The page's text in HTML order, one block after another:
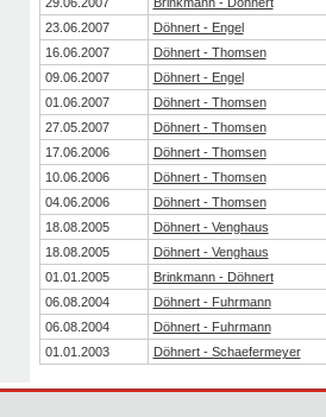
23.06.2007
Döhnert - Engel
16.06.2007
Döhnert - Thomsen
09.06.2007
Döhnert - Engel
01.06.2007
Döhnert - Thomsen
27.05.2007
Döhnert - Thomsen
17.06.2006
Döhnert - Thomsen
10.06.2006
Döhnert - Thomsen
04.06.2006
Döhnert - Thomsen
18.08.2005
Döhnert - Venghaus
18.08.2005
Döhnert - Venghaus
01.01.2005
Brinkmann - Döhnert
06.08.2004
Döhnert - Fuhrmann
06.08.2004
Döhnert - Fuhrmann
01.01.2003
Döhnert - Schaefermeyer